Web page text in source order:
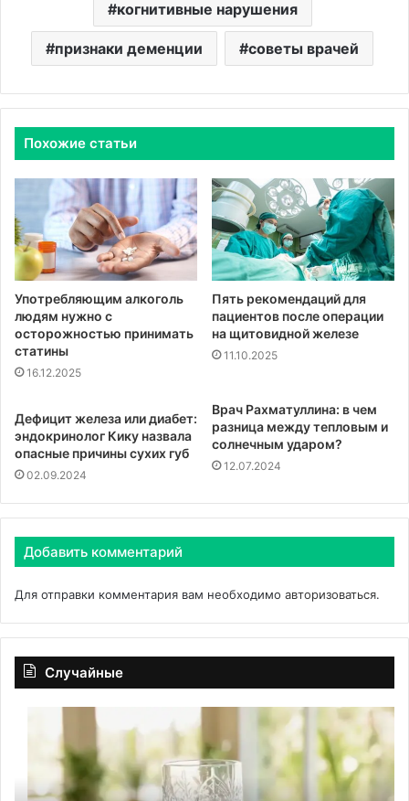
когнитивные нарушения
признаки деменции советы врачей
Похожие статьи
Употребляющим алкоголь
людям нужно с
осторожностью принимать
статины
16.12.2025
Пять рекомендаций для
пациентов после операции
на щитовидной железе
11.10.2025
Дефицит железа или диабет:
эндокринолог Кику назвала
опасные причины сухих губ
02.09.2024
Врач Рахматуллина: в чем
разница между тепловым и
солнечным ударом?
12.07.2024
Добавить комментарий
Для отправки комментария вам необходимо авторизоваться.
Случайные
преодоления
через